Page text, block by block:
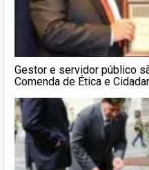
Gestor e servidor público
Comenda de Ética e